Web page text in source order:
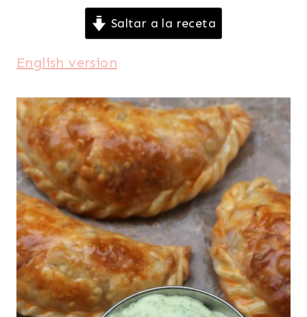
Saltar a la receta
English version